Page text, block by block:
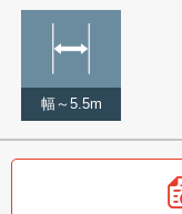
幅～5.5m